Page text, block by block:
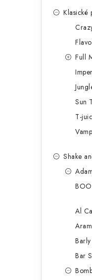
Klasické
Full
Sun
T-
Shake
Al
Bar